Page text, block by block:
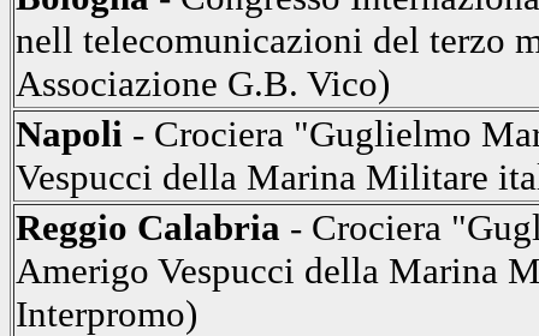
nell telecomunicazioni del terzo
Associazione G.B. Vico)
Napoli - Crociera "Guglielmo
Vespucci della Marina Militare
Reggio Calabria - Crociera
Amerigo Vespucci della Marina
Interpromo)